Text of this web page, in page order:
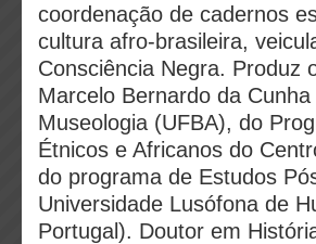
coordenação de cadernos
cultura afro-brasileira,
Consciência Negra. Produz
Marcelo Bernardo da
Museologia (UFBA), do
Étnicos e Africanos do
do programa de Estudos
Universidade Lusófona de
Portugal). Doutor em